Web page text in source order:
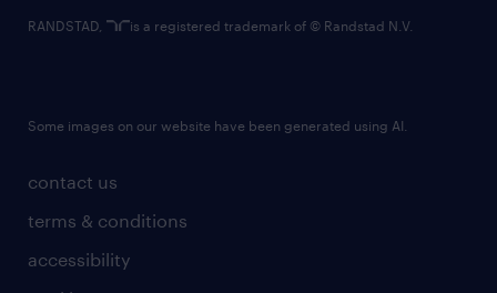
contact us
terms & conditions
accessibility
RANDSTAD, is a registered trademark of © Randstad N.V.
Some images on our website have been generated using AI.